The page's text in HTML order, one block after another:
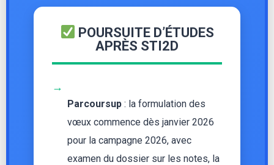
POURSUITE D’ÉTUDES
APRÈS STI2D
→
Parcoursup : la formulation des
vœux commence dès janvier 2026
pour la campagne 2026, avec
examen du dossier sur les notes, la